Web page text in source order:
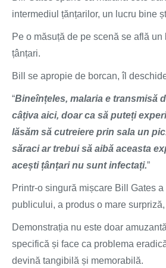
intermediul țănțarilor, un lucru bine
Pe o măsuță de pe scenă se află
țânțari.
Bill se apropie de borcan, îl
“Bineînțeles, malaria e transmisă
câțiva aici, doar ca să puteți
lăsăm să cutreiere prin sala un
săraci ar trebui să aibă aceasta
acești țânțari nu sunt infectați.”
Printr-o singură mișcare Bill Gates
publicului, a produs o mare
Demonstrația nu este doar
specifică și face ca problema
devină tangibilă și memorabilă.